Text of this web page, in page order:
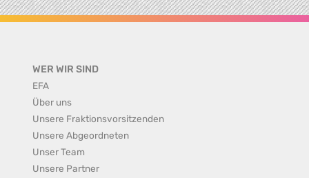
WER WIR SIND
EFA
Über uns
Unsere Fraktionsvorsitzenden
Unsere Abgeordneten
Unser Team
Unsere Partner